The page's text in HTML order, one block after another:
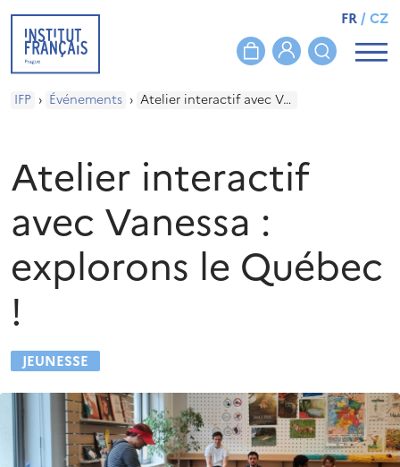
FR/CZ
IFP › Événements › Atelier interactif avec Vanessa : explorons le Québec !
Atelier interactif
avec Vanessa :
explorons le Québec
!
JEUNESSE